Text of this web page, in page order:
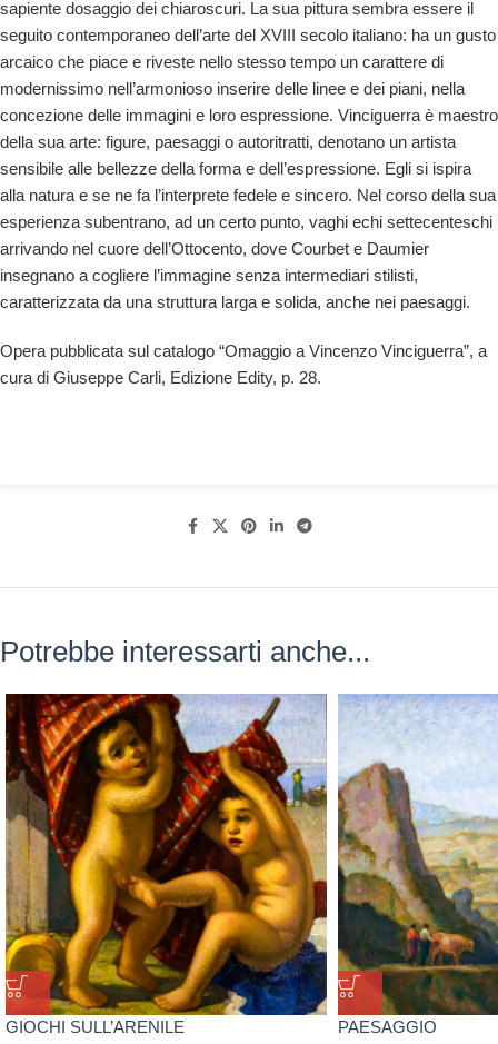
sapiente dosaggio dei chiaroscuri. La sua pittura sembra essere il
seguito contemporaneo dell’arte del XVIII secolo italiano: ha un gusto
arcaico che piace e riveste nello stesso tempo un carattere di
modernissimo nell’armonioso inserire delle linee e dei piani, nella
concezione delle immagini e loro espressione. Vinciguerra è maestro
della sua arte: figure, paesaggi o autoritratti, denotano un artista
sensibile alle bellezze della forma e dell’espressione. Egli si ispira
alla natura e se ne fa l’interprete fedele e sincero. Nel corso della sua
esperienza subentrano, ad un certo punto, vaghi echi settecenteschi
arrivando nel cuore dell’Ottocento, dove Courbet e Daumier
insegnano a cogliere l’immagine senza intermediari stilisti,
caratterizzata da una struttura larga e solida, anche nei paesaggi.
Opera pubblicata sul catalogo “Omaggio a Vincenzo Vinciguerra”, a
cura di Giuseppe Carli, Edizione Edity, p. 28.
Potrebbe interessarti anche...
GIOCHI SULL’ARENILE PAESAGGIO